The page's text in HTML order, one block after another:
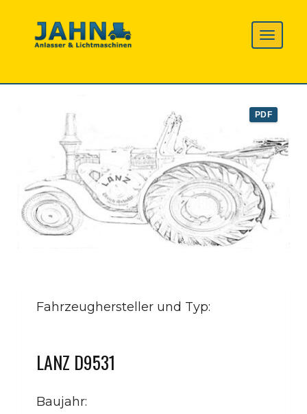
PDF
Fahrzeughersteller und Typ:
LANZ D9531
Baujahr: